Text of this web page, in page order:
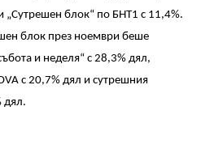
„Сутрешен блок“ по БНТ1 с 11,4%.
блок през ноември беше
и неделя“ с 28,3% дял,
с 20,7% дял и сутрешния
дял.